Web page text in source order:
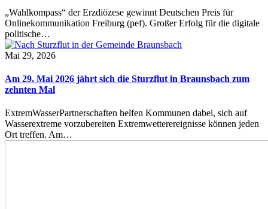
„Wahlkompass“ der Erzdiözese gewinnt Deutschen Preis für
Onlinekommunikation Freiburg (pef). Großer Erfolg für die digitale
politische…
Mai 29, 2026
Am 29. Mai 2026 jährt sich die Sturzflut in Braunsbach zum
zehnten Mal
ExtremWasserPartnerschaften helfen Kommunen dabei, sich auf
Wasserextreme vorzubereiten Extremwetterereignisse können jeden
Ort treffen. Am…